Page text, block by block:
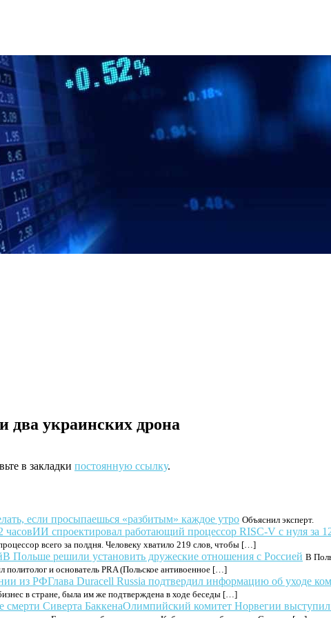
два украинских дрона
в закладки постоянную ссылку.
если просыпаешься «разбитым» каждое утро Объяснил эксперт.
ИИ спроектировал работающий процессор RISC-V с нуля за
всего за полдня. Человеку хватило 219 слов, чтобы […]
В Польше решили установить дружеские отношения с Россией В
и основатель PRA (Польское антивоенное […]
Глава Duracell Russia подтвердил информацию об уходе
в стране, была им же подтверждена в ходе беседы […]
Олимпийский комитет Норвегии выступил